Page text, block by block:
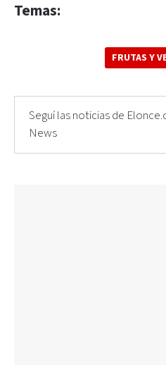
Temas:
FRUTAS Y
Seguí las noticias de
News